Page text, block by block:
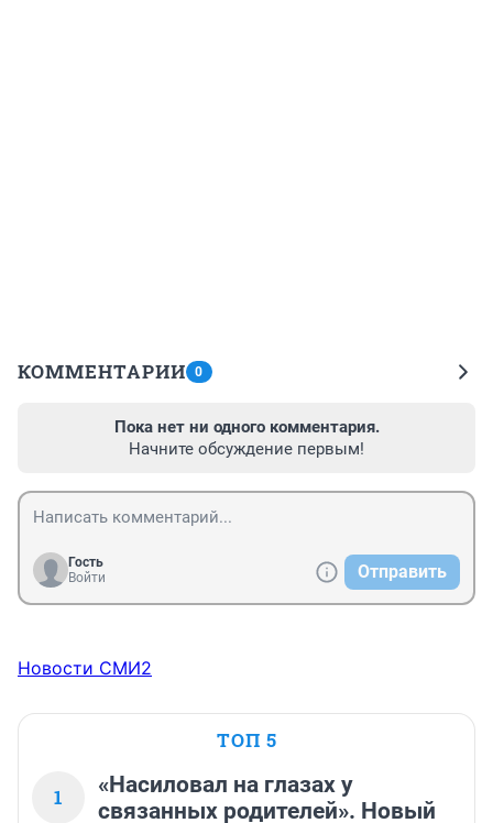
КОММЕНТАРИИ 0
Пока нет ни одного комментария.
Начните обсуждение первым!
Гость
Войти
Отправить
Новости СМИ2
ТОП 5
1
«Насиловал на глазах у
связанных родителей». Новый